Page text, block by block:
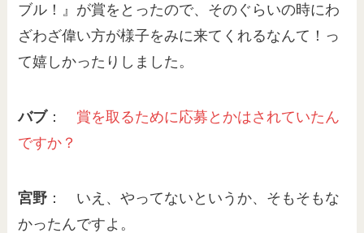
ブル！』が賞をとったので、そのぐらいの時にわ
ざわざ偉い方が様子をみに来てくれるなんて！っ
て嬉しかったりしました。
バブ： 賞を取るために応募とかはされていたん
ですか？
宮野 ： いえ、やってないというか、そもそもな
かったんですよ。